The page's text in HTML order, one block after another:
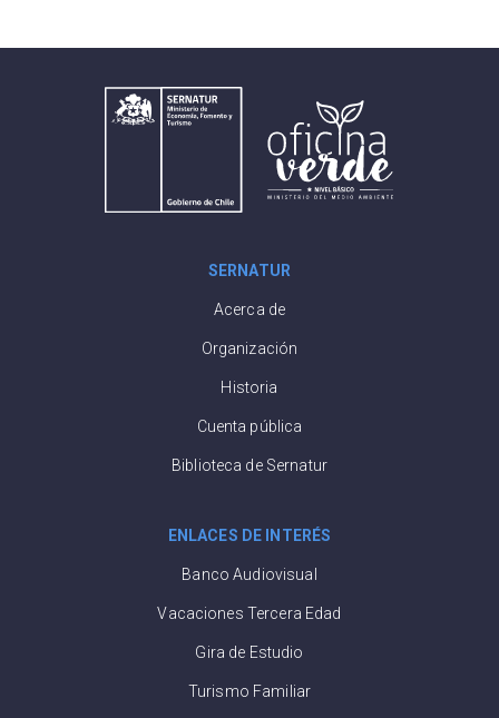
SERNATUR
Acerca de
Organización
Historia
Cuenta pública
Biblioteca de Sernatur
ENLACES DE INTERÉS
Banco Audiovisual
Vacaciones Tercera Edad
Gira de Estudio
Turismo Familiar